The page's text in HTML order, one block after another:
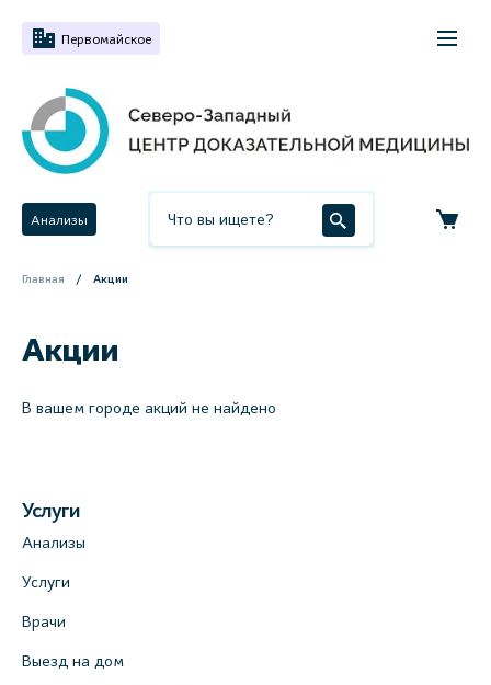
Первомайское
Анализы
Главная Акции
Акции
В вашем городе акций не найдено
Услуги
Анализы
Услуги
Врачи
Выезд на дом